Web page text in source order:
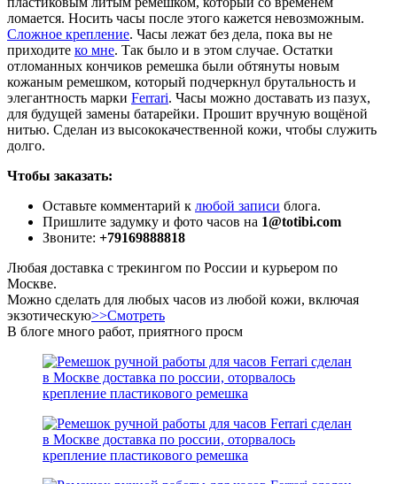
ломается. Носить часы после этого кажется невозможным.
Сложное крепление. Часы лежат без дела, пока вы не
приходите ко мне. Так было и в этом случае. Остатки
отломанных кончиков ремешка были обтянуты новым
кожаным ремешком, который подчеркнул брутальность и
элегантность марки Ferrari. Часы можно доставать из пазух,
для будущей замены батарейки. Прошит вручную вощёной
нитью. Сделан из высококачественной кожи, чтобы служить
долго.
Чтобы заказать:
Оставьте комментарий к любой записи блога.
Пришлите задумку и фото часов на 1@totibi.com
Звоните: +79169888818
Любая доставка с трекингом по России и курьером по
Москве.
Можно сделать для любых часов из любой кожи, включая
экзотическую>>Смотреть
В блоге много работ, приятного просм